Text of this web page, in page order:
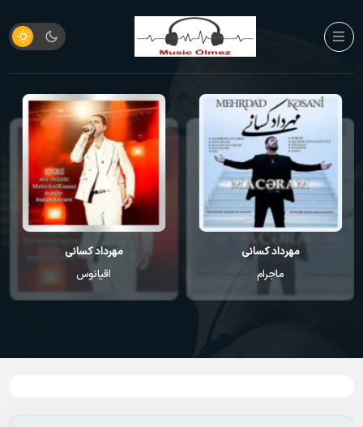
مهرداد کسانی
ماجرام
مهرداد کسانی
اقیانوس